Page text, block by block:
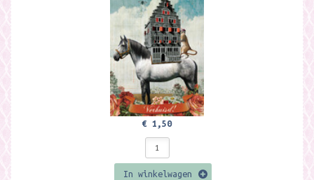
€ 1,50
In winkelwagen